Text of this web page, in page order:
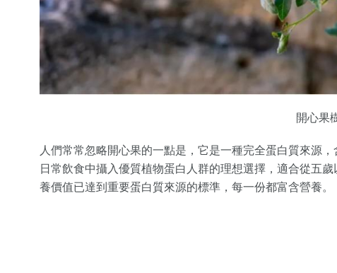
開心果
人們常常忽略開心果的一點是，它是一種完全蛋白質來源
日常飲食中攝入優質植物蛋白人群的理想選擇，適合從五
養價值已達到重要蛋白質來源的標準，每一份都富含營養。